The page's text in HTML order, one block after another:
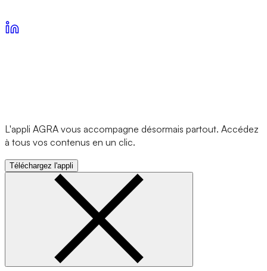
L'appli AGRA vous accompagne désormais partout. Accédez
à tous vos contenus en un clic.
Téléchargez l'appli